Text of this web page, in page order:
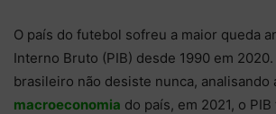
O país do futebol sofreu a maior queda
Interno Bruto (PIB) desde 1990 em
brasileiro não desiste nunca, analisando
macroeconomia do país, em 2021, o